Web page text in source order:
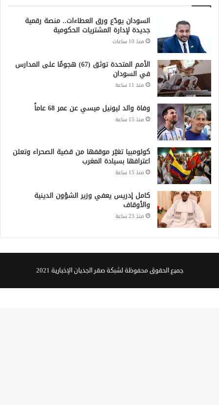
السودان يودّع ورق العطاءات.. منصة رقمية
جديدة لإدارة المشتريات الحكومية
منذ 10 ساعات
الأمم المتحدة توثق (67) هجومًا على المدارس
في السودان
منذ 11 ساعة
وفاة والد ليونيل ميسي عن عمر 68 عاماً
منذ 15 ساعة
كولومبيا تغيّر موقفها من قضية الصحراء وتعلن
اعترافها بسيادة المغرب
منذ 15 ساعة
كامل إدريس يعفي وزير الشؤون الدينية
والأوقاف
منذ 23 ساعة
جميع الحقوق محفوظة لشبكة صقر الجديان الإخبارية 2021